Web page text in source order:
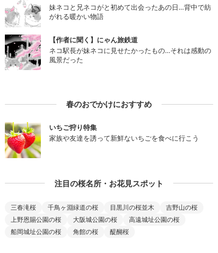
妹ネコと兄ネコがと初めて出会ったあの日…背中で紡
がれる暖かい物語
【作者に聞く】にゃん旅鉄道
ネコ駅長が妹ネコに見せたかったもの…それは感動の
風景だった
春のおでかけにおすすめ
いちご狩り特集
家族や友達を誘って新鮮ないちごを食べに行こう
注目の桜名所・お花見スポット
三春滝桜 千鳥ヶ淵緑道の桜 目黒川の桜並木
吉野山の桜
上野恩賜公園の桜
大阪城公園の桜
高遠城址公園の桜
船岡城址公園の桜
角館の桜 醍醐桜